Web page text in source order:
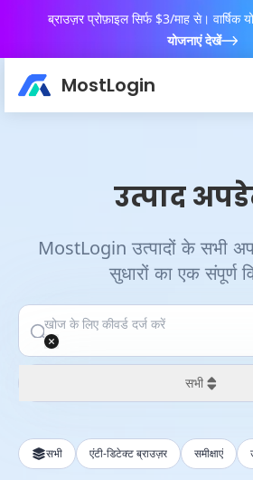
ब्राउज़र प्रोफ़ाइल सिर्फ $3/माह से। वार्षिक
योजनाएं देखें
MostLogin
उत्पाद
MostLogin उत्पादों के सभी
सुधारों का एक संपूर्ण
सभी
पिछले 24 घंटे
सभी एंटी-डिटेक्ट ब्राउज़र समीक्षाएं